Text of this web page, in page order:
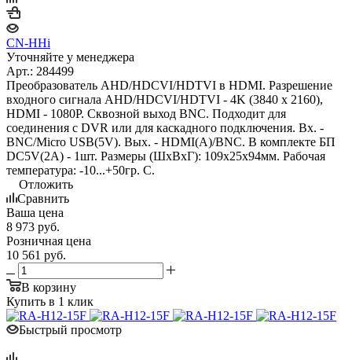
CN-HHi
Уточняйте у менеджера
Арт.: 284499
Преобразователь AHD/HDCVI/HDTVI в HDMI. Разрешение
входного сигнала AHD/HDCVI/HDTVI - 4K (3840 x 2160),
HDMI - 1080P. Сквозной выход BNC. Подходит для
соединения с DVR или для каскадного подключения. Вх. -
BNC/Micro USB(5V). Вых. - HDMI(A)/BNC. В комплекте БП
DC5V(2А) - 1шт. Размеры (ШxВxГ): 109x25x94мм. Рабочая
температура: -10...+50гр. С.
Отложить
Сравнить
Ваша цена
8 973 руб.
Розничная цена
10 561 руб.
В корзину
Купить в 1 клик
Быстрый просмотр